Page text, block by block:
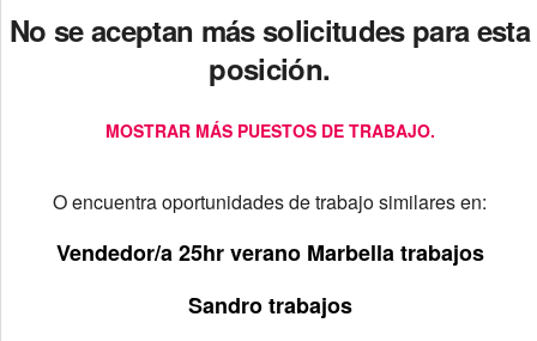
No se aceptan más solicitudes para esta
posición.
MOSTRAR MÁS PUESTOS DE TRABAJO.
O encuentra oportunidades de trabajo similares en:
Vendedor/a 25hr verano Marbella trabajos
Sandro trabajos